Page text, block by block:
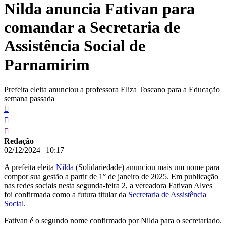
conteúdo
Nilda anuncia Fativan para
comandar a Secretaria de
Assistência Social de
Parnamirim
Prefeita eleita anunciou a professora Eliza Toscano para a Educação
semana passada
Redação
02/12/2024 | 10:17
A prefeita eleita Nilda (Solidariedade) anunciou mais um nome para
compor sua gestão a partir de 1° de janeiro de 2025. Em publicação
nas redes sociais nesta segunda-feira 2, a vereadora Fativan Alves
foi confirmada como a futura titular da Secretaria de Assistência
Social.
Fativan é o segundo nome confirmado por Nilda para o secretariado.